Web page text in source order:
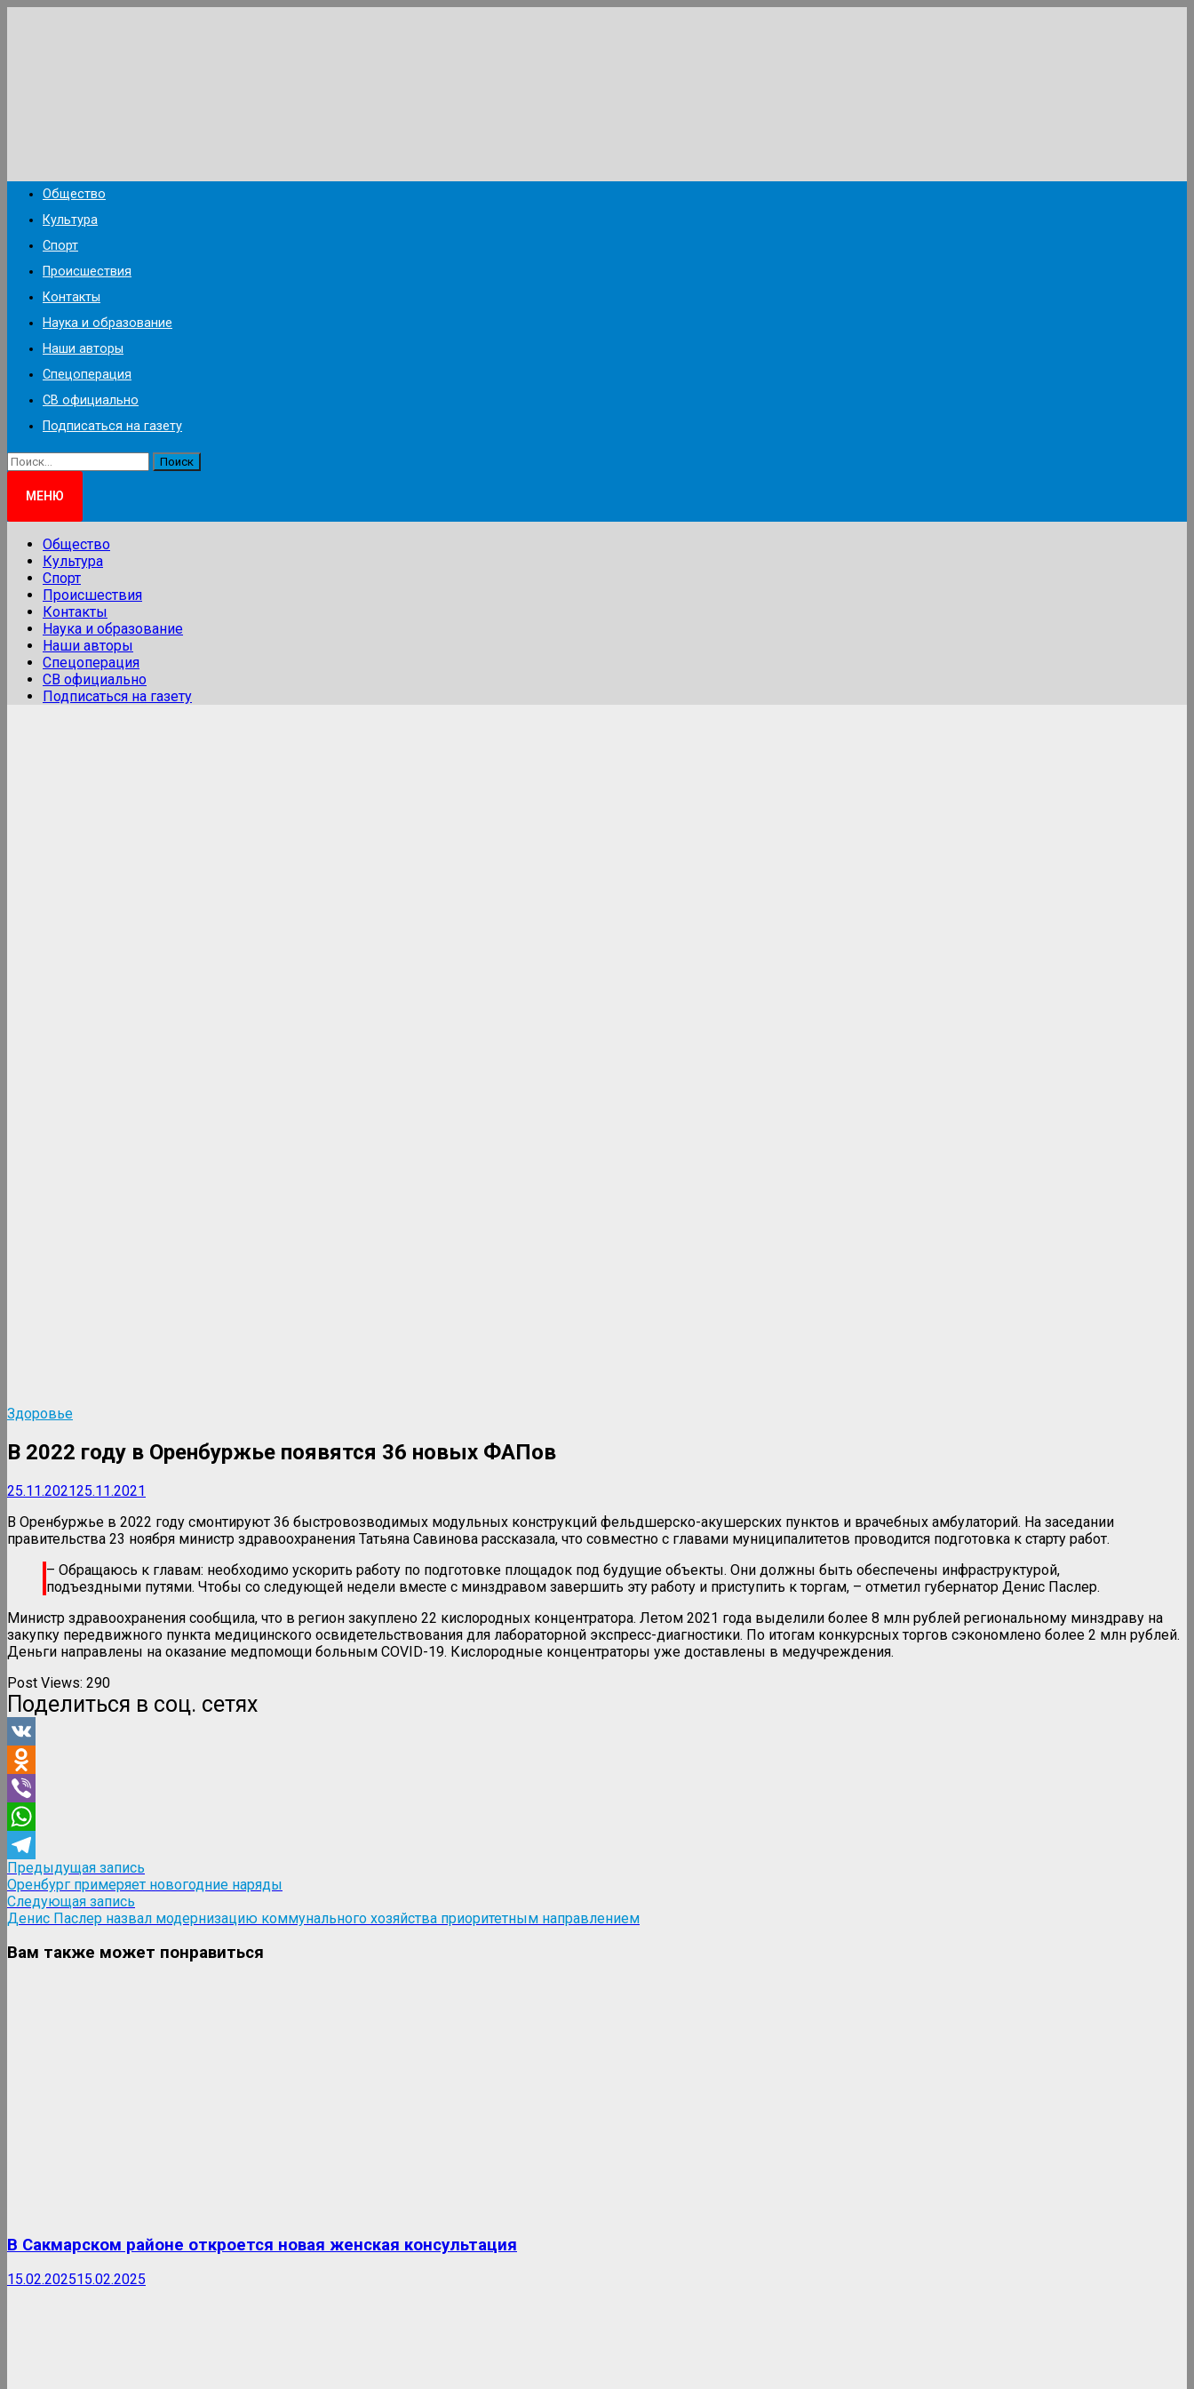
Общество
Культура
Спорт
Происшествия
Контакты
Наука и образование
Наши авторы
Спецоперация
СВ официально
Подписаться на газету
Найти:
МЕНЮ
Общество
Культура
Спорт
Происшествия
Контакты
Наука и образование
Наши авторы
Спецоперация
СВ официально
Подписаться на газету
Здоровье
В 2022 году в Оренбуржье появятся 36 новых ФАПов
25.11.202125.11.2021
В Оренбуржье в 2022 году смонтируют 36 быстровозводимых модульных конструкций фельдшерско-акушерских пунктов и врачебных амбулаторий. На заседании
правительства 23 ноября министр здравоохранения Татьяна Савинова рассказала, что совместно с главами муниципалитетов проводится подготовка к старту работ.
– Обращаюсь к главам: необходимо ускорить работу по подготовке площадок под будущие объекты. Они должны быть обеспечены инфраструктурой,
подъездными путями. Чтобы со следующей недели вместе с минздравом завершить эту работу и приступить к торгам, – отметил губернатор Денис Паслер.
Министр здравоохранения сообщила, что в регион закуплено 22 кислородных концентратора. Летом 2021 года выделили более 8 млн рублей региональному минздраву на
закупку передвижного пункта медицинского освидетельствования для лабораторной экспресс-диагностики. По итогам конкурсных торгов сэкономлено более 2 млн рублей.
Деньги направлены на оказание медпомощи больным COVID-19. Кислородные концентраторы уже доставлены в медучреждения.
Post Views: 290
Поделиться в соц. сетях
VK
Odnoklassniki
Viber
WhatsApp
Telegram
Навигация
по
записям
Предыдущая запись
запись:
Оренбург примеряет новогодние наряды
Следующая запись
запись:
Денис Паслер назвал модернизацию коммунального хозяйства приоритетным направлением
Вам также может понравиться
В Сакмарском районе откроется новая женская консультация
15.02.202515.02.2025